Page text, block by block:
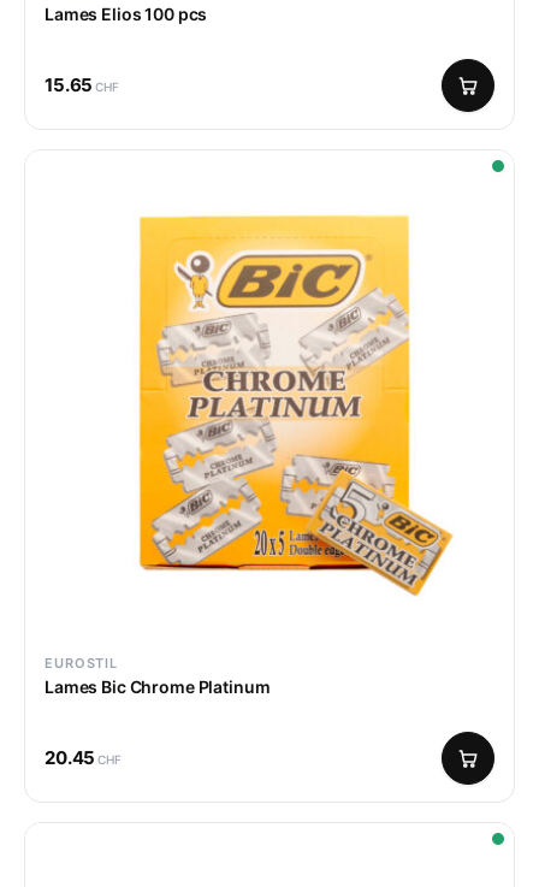
Lames Elios 100 pcs
15.65 CHF
EUROSTIL
Lames Bic Chrome Platinum
20.45 CHF